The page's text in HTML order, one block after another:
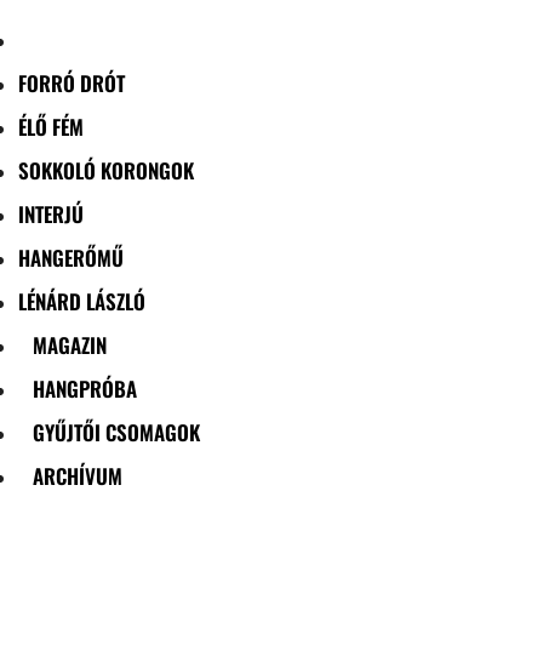
FORRÓ DRÓT
ÉLŐ FÉM
SOKKOLÓ KORONGOK
INTERJÚ
HANGERŐMŰ
LÉNÁRD LÁSZLÓ
MAGAZIN
HANGPRÓBA
GYŰJTŐI CSOMAGOK
ARCHÍVUM